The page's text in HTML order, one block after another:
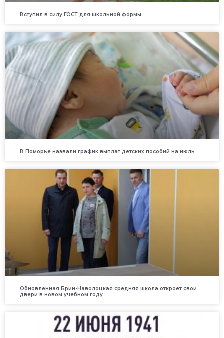
Вступил в силу ГОСТ для школьной формы
В Поморье назвали график выплат детских пособий на июль
Обновленная Брин-Наволоцкая средняя школа откроет свои
двери в новом учебном году